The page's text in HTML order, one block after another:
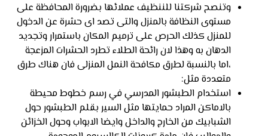
وتنصح شركتنا للننظيف عملائها بضرورة المحافظة على
مستوى النظافة بالمنزل والتى تصد اى حشرة عن الدخول
للمنزل كذلك الحرص على ترميم المكان باستمرار وتجديد
الدهان به وهذا لان رائحة الطلاء تطرد الحشرات المزعجة
،اما بالنسبة لطرق مكافحة النمل المنزلى فان هناك طرق
متعددة مثل:
استخدام الطبشور المدرسي في رسم خطوط محيطة
بالاماكن المراد حمايتها مثل السير بقلم الطبشور حول
الشبابيك من الخارج والداخل وايضا الابواب وحول الخزائن